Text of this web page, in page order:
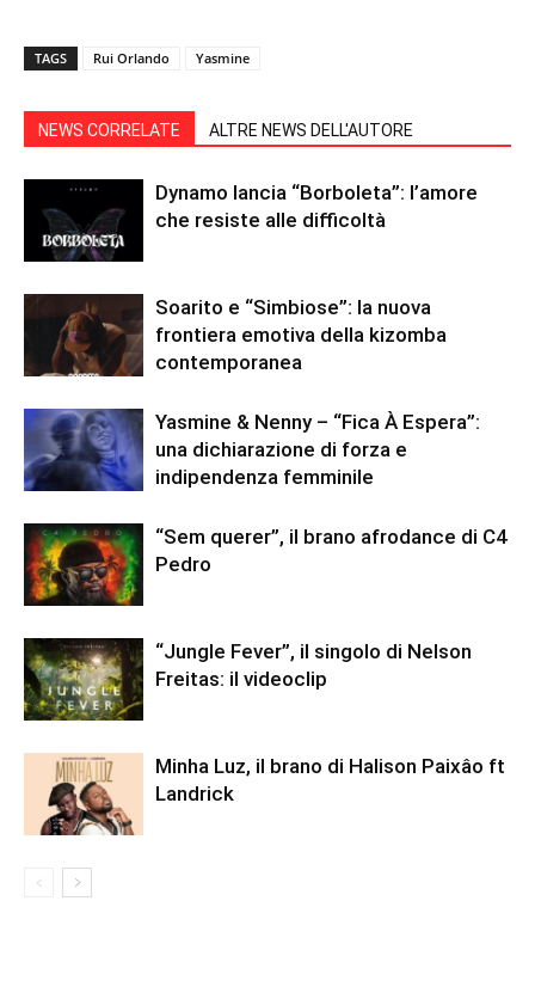
TAGS Rui Orlando Yasmine
NEWS CORRELATE ALTRE NEWS DELL'AUTORE
Dynamo lancia “Borboleta”: l’amore
che resiste alle difficoltà
Soarito e “Simbiose”: la nuova
frontiera emotiva della kizomba
contemporanea
Yasmine & Nenny – “Fica À Espera”:
una dichiarazione di forza e
indipendenza femminile
“Sem querer”, il brano afrodance di C4
Pedro
“Jungle Fever”, il singolo di Nelson
Freitas: il videoclip
Minha Luz, il brano di Halison Paixâo ft
Landrick